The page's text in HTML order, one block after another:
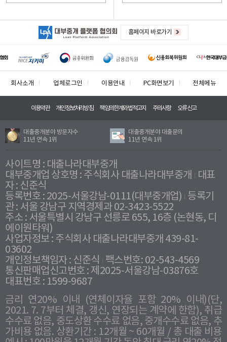
홈페이지 바로가기
회사소개 업체로그인 이용안내 PC화면보기 전체메뉴
이용약관 개인정보처리방침 책임의한계와법적고지 주의사항 오류신고
대출중개분야 방문자수
11년 연속 1위
대출중개분야 대출문의
11년 연속 1위
사이트명 : 대출나라대부중개
대부중개업 상호명 : 주식회사 대출나라대부중개
대표
자 : 신준식
등록번호 : 2025-서울강남-0111(대부중개업) 등록기
관 : 서울 강남구 지역경제과 02-3423-5522
주소 : 서울특별시 강남구 선릉로 655, 16층 (논현동, 디
에이원타워)
사업자정보 : 주식회사 대출나라대부중개 439-81-
03602
개인정보책임자 : 신준식
팩스번호: 02-543-4569
통신판매업신고번호 : 제2025-서울강남-03876호
대표번호 : 1599-9687
금리 연20% 이내 (연체이자율 포함 20% 이내)(단,
2021. 7. 7부터 체결, 갱신, 연장되는 계약에 한함), 취급
수수료 없음, 중도상환 수수료 없음, 중개수수료 없음, 추
가비용 없음. 상환기간 : 12개월 ~ 60개월 / 총 대출 비용